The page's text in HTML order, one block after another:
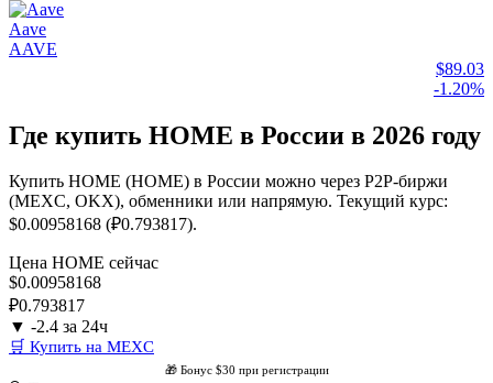
Aave
AAVE
$89.03
-1.20%
Где купить HOME в России в 2026 году
Купить HOME (HOME) в России можно через P2P-биржи
(MEXC, OKX), обменники или напрямую. Текущий курс:
$0.00958168 (₽0.793817).
Цена HOME сейчас
$0.00958168
₽0.793817
▼ -2.4 за 24ч
🛒 Купить на MEXC
🎁 Бонус $30 при регистрации